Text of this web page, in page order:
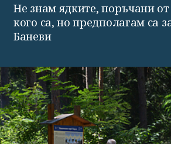
Не знам ядките, поръчани
кого са, но предполагам са
Баневи